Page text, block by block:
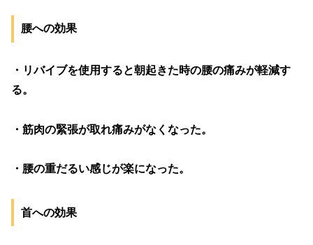
腰への効果
・リバイブを使用すると朝起きた時の腰の痛みが軽減す
る。
・筋肉の緊張が取れ痛みがなくなった。
・腰の重だるい感じが楽になった。
首への効果